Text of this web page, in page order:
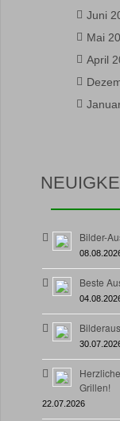
Juni
Mai
April
Bilder-
Beste
Grillen!
22.07.2026